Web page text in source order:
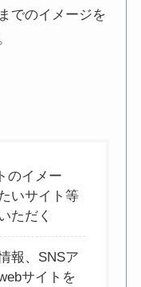
でのイメージを
のイメー
いサイト等
ただく
報、SNSア
サイトを